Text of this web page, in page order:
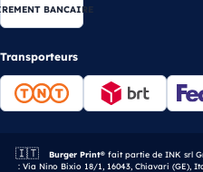
BANCAIRE
Transporteurs
🇮🇹 Entreprise italienne.
Burger Print®fait partie de INK srl
: Via Nino Bixio 18/1, 16043, Chiavari (GE),